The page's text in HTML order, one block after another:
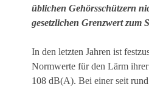
üblichen Gehörsschützern
gesetzlichen Grenzwert zum
In den letzten Jahren ist
Normwerte für den Lärm
108 dB(A). Bei einer seit